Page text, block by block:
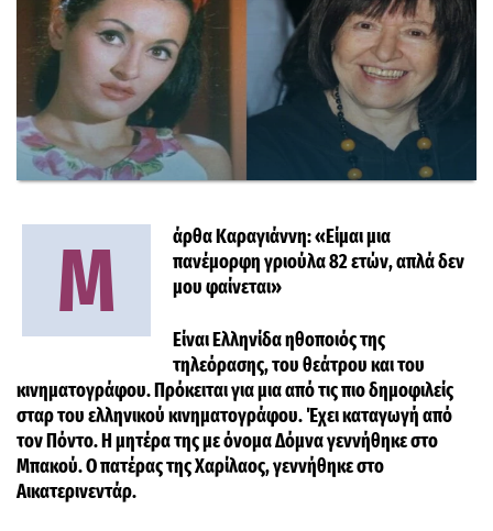
Μ
άρθα Καραγιάννη: «Είμαι μια
πανέμορφη γριούλα 82 ετών, απλά δεν
μου φαίνεται»
Είναι Ελληνίδα ηθοποιός της
τηλεόρασης, του θεάτρου και του
κινηματογράφου. Πρόκειται για μια από τις πιο δημοφιλείς
σταρ του ελληνικού κινηματογράφου. Έχει καταγωγή από
τον Πόντο. Η μητέρα της με όνομα Δόμνα γεννήθηκε στο
Μπακού. Ο πατέρας της Χαρίλαος, γεννήθηκε στο
Αικατερινεντάρ.